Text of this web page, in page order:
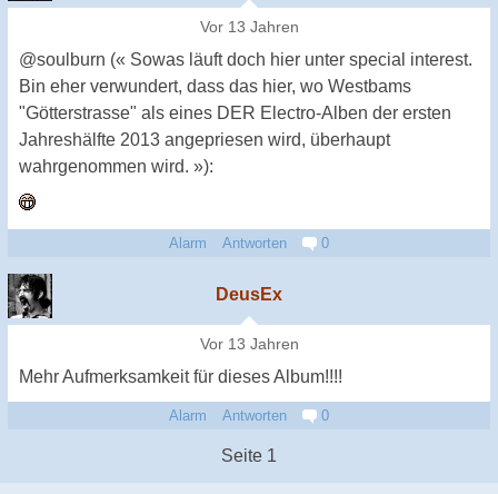
Vor 13 Jahren
@soulburn (« Sowas läuft doch hier unter special interest.
Bin eher verwundert, dass das hier, wo Westbams
"Götterstrasse" als eines DER Electro-Alben der ersten
Jahreshälfte 2013 angepriesen wird, überhaupt
wahrgenommen wird. »):
Alarm Antworten 0
DeusEx
Vor 13 Jahren
Mehr Aufmerksamkeit für dieses Album!!!!
Alarm Antworten 0
Seite 1